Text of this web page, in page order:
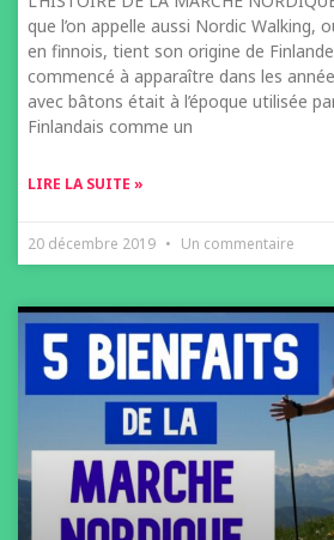
que l’on appelle aussi Nordic Walking,
en finnois, tient son origine de
commencé à apparaître dans les
avec bâtons était à l’époque utilisée
Finlandais comme un
LIRE LA SUITE »
20 décembre 2019 Un commentaire